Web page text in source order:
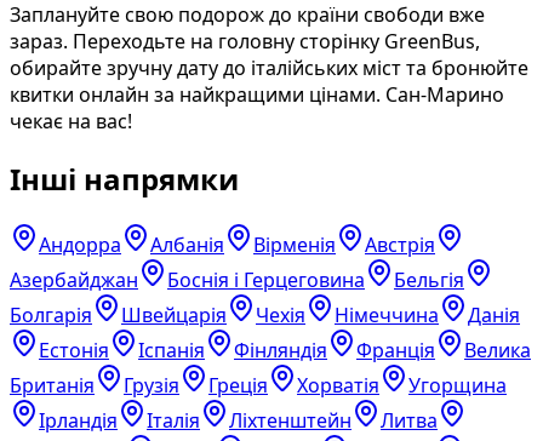
Заплануйте свою подорож до країни свободи вже
зараз. Переходьте на головну сторінку GreenBus,
обирайте зручну дату до італійських міст та бронюйте
квитки онлайн за найкращими цінами. Сан-Марино
чекає на вас!
Інші напрямки
Андорра Албанія Вірменія
Австрія
Азербайджан
Боснія і Герцеговина
Бельгія
Болгарія
Швейцарія Чехія Німеччина
Данія
Естонія
Іспанія Фінляндія Франція
Велика
Британія
Грузія Греція Хорватія
Угорщина
Ірландія
Італія Ліхтенштейн
Литва